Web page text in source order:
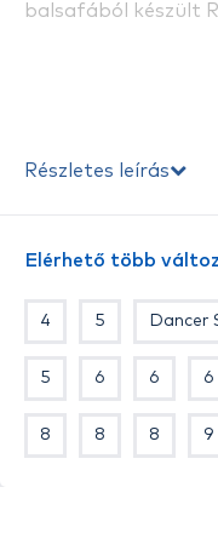
balsafából készült
Részletes leírás
Elérhető több
4 5 Dancer
5 6 6 6
8 8 8 9